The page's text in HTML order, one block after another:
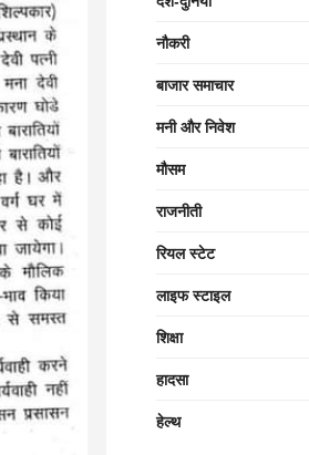
नौकरी
बाजार समाचार
मनी और निवेश
मौसम
राजनीती
रियल स्टेट
लाइफ स्टाइल
शिक्षा
हादसा
हेल्थ